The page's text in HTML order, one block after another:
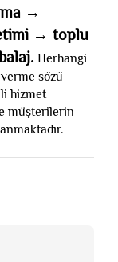
→
→ toplu
Herhangi
sözü
hizmet
müşterilerin